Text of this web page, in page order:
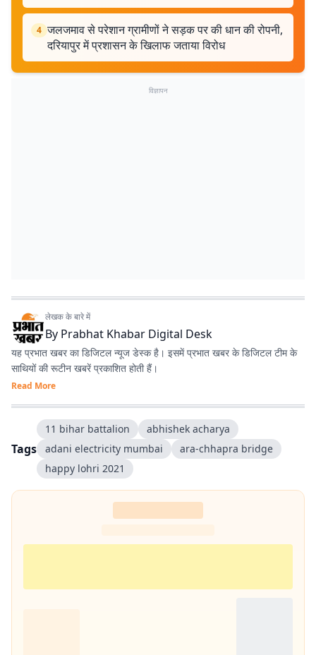
4 जलजमाव से परेशान ग्रामीणों ने सड़क पर की धान की रोपनी,
दरियापुर में प्रशासन के खिलाफ जताया विरोध
विज्ञापन
लेखक के बारे में
By Prabhat Khabar Digital Desk
यह प्रभात खबर का डिजिटल न्यूज डेस्क है। इसमें प्रभात खबर के डिजिटल टीम के
साथियों की रूटीन खबरें प्रकाशित होती हैं।
Read More
Tags
11 bihar battalion
abhishek acharya
adani electricity mumbai
ara-chhapra bridge
happy lohri 2021